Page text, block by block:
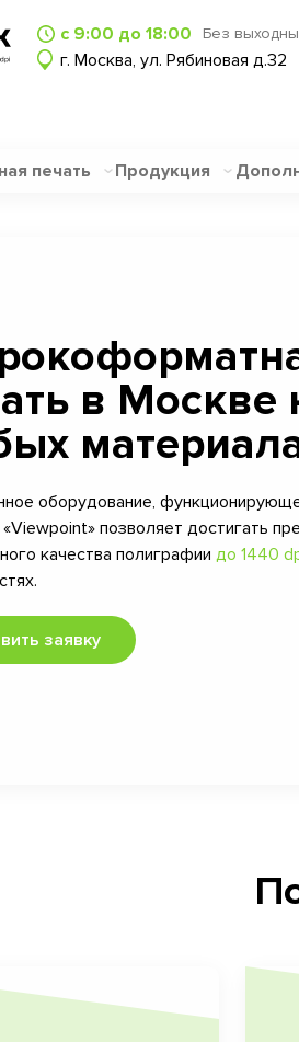
с 9:00 до 18:00 Без
г. Москва, ул. Рябиновая д.32
печать Продукция
в Москве
оборудование,
позволяет достигать
качества полиграфии до 1440
заявку